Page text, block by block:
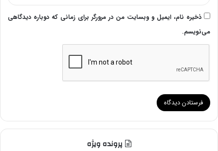
ذخیره نام، ایمیل و وبسایت من در مرورگر برای زمانی که دوباره دیدگاهی
می‌نویسم.
پرونده ویژه